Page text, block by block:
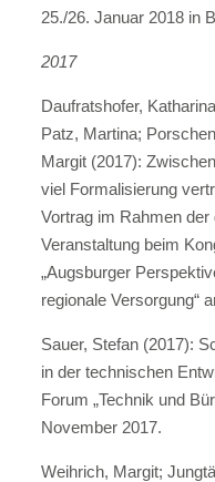
25./26. Januar 2018 in
2017
Daufratshofer,
Patz, Martina;
Margit (2017):
viel Formalisierung
Vortrag im Rahmen
Veranstaltung beim
„Augsburger
regionale Versorgung“
Sauer, Stefan (2017):
in der technischen
Forum „Technik und
November 2017.
Weihrich, Margit;